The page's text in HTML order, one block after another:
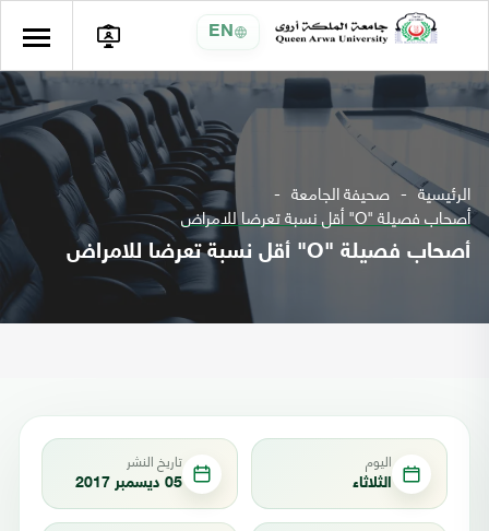
EN
الرئيسية صحيفة الجامعة
أصحاب فصيلة "O" أقل نسبة تعرضا للامراض
أصحاب فصيلة "O" أقل نسبة تعرضا للامراض
اليوم
الثلاثاء
تاريخ النشر
05 ديسمبر 2017